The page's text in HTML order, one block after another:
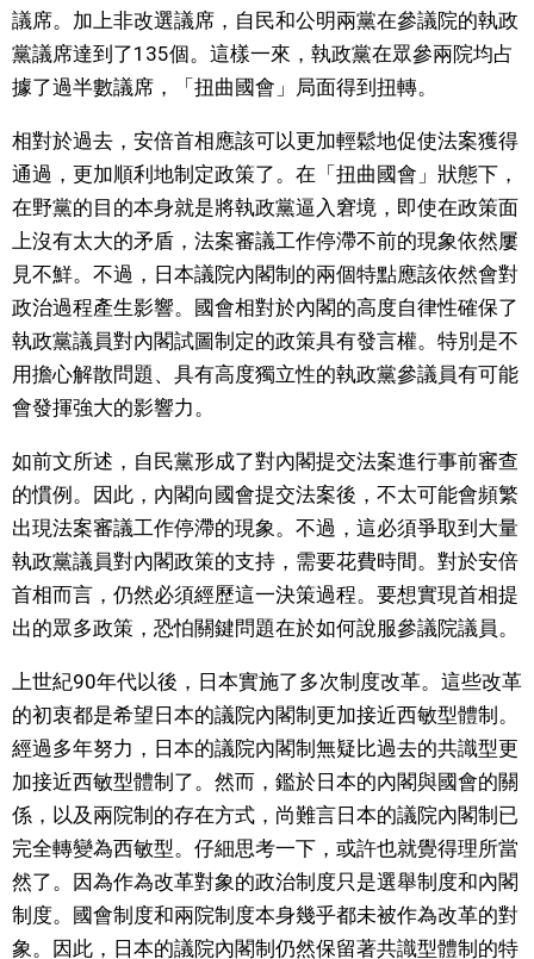
議席。加上非改選議席，自民和公明兩黨在參議院的執政
黨議席達到了135個。這樣一來，執政黨在眾參兩院均占
據了過半數議席，「扭曲國會」局面得到扭轉。
相對於過去，安倍首相應該可以更加輕鬆地促使法案獲得
通過，更加順利地制定政策了。在「扭曲國會」狀態下，
在野黨的目的本身就是將執政黨逼入窘境，即使在政策面
上沒有太大的矛盾，法案審議工作停滯不前的現象依然屢
見不鮮。不過，日本議院內閣制的兩個特點應該依然會對
政治過程產生影響。國會相對於內閣的高度自律性確保了
執政黨議員對內閣試圖制定的政策具有發言權。特別是不
用擔心解散問題、具有高度獨立性的執政黨參議員有可能
會發揮強大的影響力。
如前文所述，自民黨形成了對內閣提交法案進行事前審查
的慣例。因此，內閣向國會提交法案後，不太可能會頻繁
出現法案審議工作停滯的現象。不過，這必須爭取到大量
執政黨議員對內閣政策的支持，需要花費時間。對於安倍
首相而言，仍然必須經歷這一決策過程。要想實現首相提
出的眾多政策，恐怕關鍵問題在於如何說服參議院議員。
上世紀90年代以後，日本實施了多次制度改革。這些改革
的初衷都是希望日本的議院內閣制更加接近西敏型體制。
經過多年努力，日本的議院內閣制無疑比過去的共識型更
加接近西敏型體制了。然而，鑑於日本的內閣與國會的關
係，以及兩院制的存在方式，尚難言日本的議院內閣制已
完全轉變為西敏型。仔細思考一下，或許也就覺得理所當
然了。因為作為改革對象的政治制度只是選舉制度和內閣
制度。國會制度和兩院制度本身幾乎都未被作為改革的對
象。因此，日本的議院內閣制仍然保留著共識型體制的特